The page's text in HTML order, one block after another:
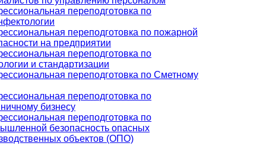
переподготовка по
переподготовка по пожарной
на предприятии
переподготовка по
и стандартизации
переподготовка по Сметному
переподготовка по
бизнесу
переподготовка по
безопасность опасных
объектов (ОПО)